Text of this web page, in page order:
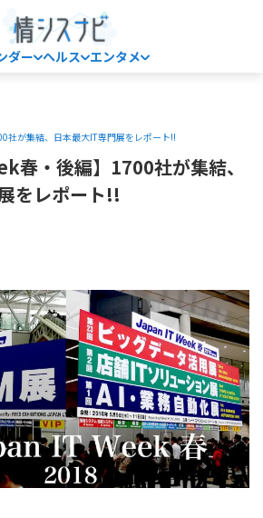
ダー ヘルス エンタメ
社が集結、日本最大IT専門展をレポート!!
春・後編】1700社が集結、
をレポート!!